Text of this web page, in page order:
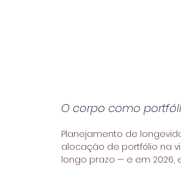
O corpo como
Planejamento de
alocação de portfólio na
longo prazo — e em 2026,